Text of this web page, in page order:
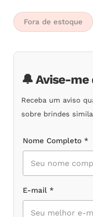
5.00de
5, com
baseado
em
clientes
Fora de estoque
🔔 Avise-
Receba um aviso
sobre brindes
Nome Completo *
E-mail *